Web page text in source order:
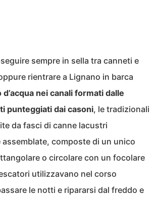
sempre in sella tra canneti e
rientrare a Lignano in barca
nei canali formati dalle
punteggiati dai casoni, le tradizionali
da fasci di canne lacustri
composte di un unico
o circolare con un focolare
utilizzavano nel corso
le notti e ripararsi dal freddo e